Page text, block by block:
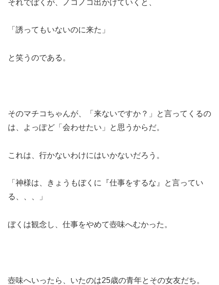
それでぼくが、ノコノコ出かけていくと、
「誘ってもいないのに来た」
と笑うのである。
そのマチコちゃんが、「来ないですか？」と言ってくるの
は、よっぽど「会わせたい」と思うからだ。
これは、行かないわけにはいかないだろう。
「神様は、きょうもぼくに『仕事をするな』と言ってい
る、、、」
ぼくは観念し、仕事をやめて壺味へむかった。
壺味へいったら、いたのは25歳の青年とその女友だち。